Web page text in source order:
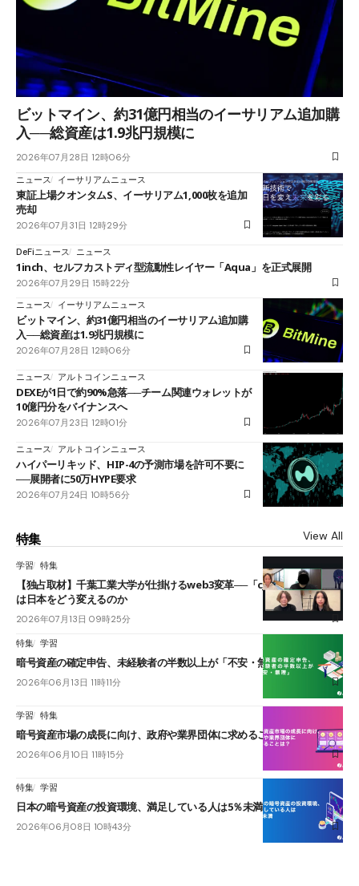
ビットマイン、約31億円相当のイーサリアム追加購
入──総資産は1.9兆円規模に
2026年07月28日 12時06分
ニュース
イーサリアムニュース
東証上場クオンタムS、イーサリアム1,000枚を追加
売却
2026年07月31日 12時29分
DeFiニュース ニュース
1inch、セルフカストディ型流動性レイヤー「Aqua」を正式展開
2026年07月29日 15時22分
ニュース
イーサリアムニュース
ビットマイン、約31億円相当のイーサリアム追加購
入──総資産は1.9兆円規模に
2026年07月28日 12時06分
ニュース アルトコインニュース
DEXEが1日で約90%急落──チーム関連ウォレットが
10億円分をバイナンスへ
2026年07月23日 12時01分
ニュース アルトコインニュース
ハイパーリキッド、HIP-4の予測市場を許可不要に
──展開者に50万HYPE要求
2026年07月24日 10時56分
特集 View All
学習 特集
【独占取材】千葉工業大学が仕掛けるweb3変革──「cJPY」とAIの融合
は日本をどう変えるのか
2026年07月13日 09時25分
特集 学習
暗号資産の確定申告、未経験者の半数以上が「不安・無理」
2026年06月13日 11時11分
学習 特集
暗号資産市場の成長に向け、政府や業界団体に求めることは？
2026年06月10日 11時15分
特集 学習
日本の暗号資産の投資環境、満足している人は5％未満
2026年06月08日 10時43分